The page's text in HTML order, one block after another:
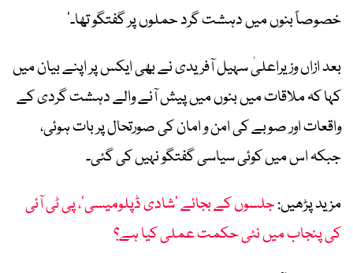
خصوصاً بنوں میں دہشت گرد حملوں پر گفتگو تھا۔’
بعد ازاں وزیراعلیٰ سہیل آفریدی نے بھی ایکس پر اپنے بیان میں
کہا کہ ملاقات میں بنوں میں پیش آنے والے دہشت گردی کے
واقعات اور صوبے کی امن و امان کی صورتحال پر بات ہوئی،
جبکہ اس میں کوئی سیاسی گفتگو نہیں کی گئی۔
مزید پڑھیں:جلسوں کے بجائے ’شادی ڈپلومیسی‘، پی ٹی آئی
کی پنجاب میں نئی حکمت عملی کیا ہے؟